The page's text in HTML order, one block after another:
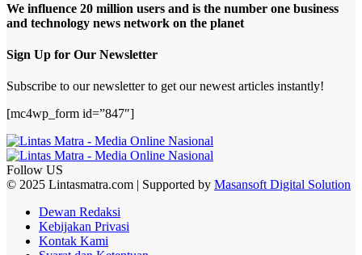
We influence 20 million users and is the number one business
and technology news network on the planet
Sign Up for Our Newsletter
Subscribe to our newsletter to get our newest articles instantly!
[mc4wp_form id=”847″]
Follow US
© 2025 Lintasmatra.com | Supported by Masansoft Digital Solution
Dewan Redaksi
Kebijakan Privasi
Kontak Kami